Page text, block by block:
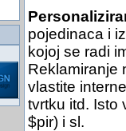
pojedinaca i
kojoj se radi
Reklamiranje
vlastite
tvrtku itd. Isto
$pir) i sl.